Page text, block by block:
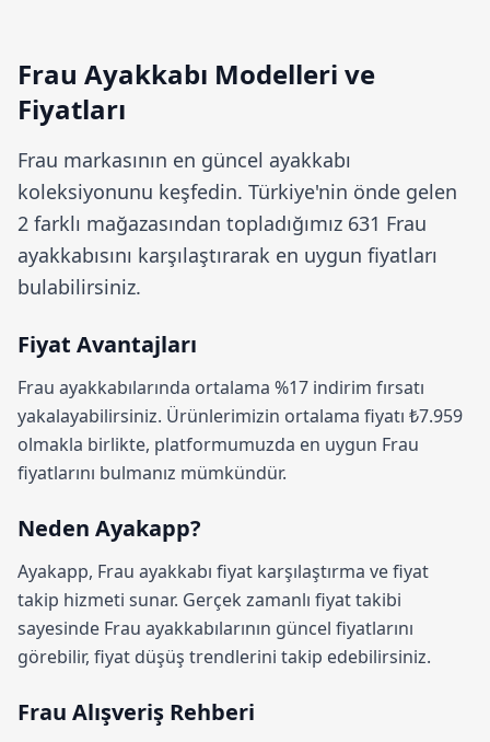
Frau Ayakkabı Modelleri ve
Fiyatları
Frau markasının en güncel ayakkabı
koleksiyonunu keşfedin. Türkiye'nin önde gelen
2 farklı mağazasından topladığımız 631 Frau
ayakkabısını karşılaştırarak en uygun fiyatları
bulabilirsiniz.
Fiyat Avantajları
Frau ayakkabılarında ortalama %17 indirim fırsatı
yakalayabilirsiniz. Ürünlerimizin ortalama fiyatı ₺7.959
olmakla birlikte, platformumuzda en uygun Frau
fiyatlarını bulmanız mümkündür.
Neden Ayakapp?
Ayakapp, Frau ayakkabı fiyat karşılaştırma ve fiyat
takip hizmeti sunar. Gerçek zamanlı fiyat takibi
sayesinde Frau ayakkabılarının güncel fiyatlarını
görebilir, fiyat düşüş trendlerini takip edebilirsiniz.
Frau Alışveriş Rehberi